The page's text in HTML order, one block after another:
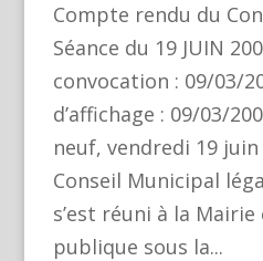
Compte rendu du
Séance du 19 JUIN
convocation : 09/03/
d’affichage : 09/03/
neuf, vendredi 19
Conseil Municipal
s’est réuni à la Mairie
publique sous la...